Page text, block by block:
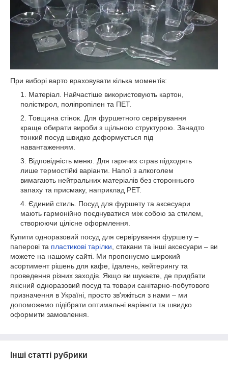
При виборі варто враховувати кілька моментів:
Матеріал. Найчастіше використовують картон,
полістирол, поліпропілен та ПЕТ.
Товщина стінок. Для фуршетного сервірування
краще обирати вироби з щільною структурою. Занадто
тонкий посуд швидко деформується під
навантаженням.
Відповідність меню. Для гарячих страв підходять
лише термостійкі варіанти. Напої з алкоголем
вимагають нейтральних матеріалів без стороннього
запаху та присмаку, наприклад PET.
Єдиний стиль. Посуд для фуршету та аксесуари
мають гармонійно поєднуватися між собою за стилем,
створюючи цілісне оформлення.
Купити одноразовий посуд для сервірування фуршету –
паперові та пластикові тарілки , стакани та інші аксесуари – ви
можете на нашому сайті. Ми пропонуємо широкий
асортимент рішень для кафе, їдалень, кейтерингу та
проведення різних заходів. Якщо ви шукаєте, де придбати
якісний одноразовий посуд та товари санітарно-побутового
призначення в Україні, просто зв'яжіться з нами – ми
допоможемо підібрати оптимальні варіанти та швидко
оформити замовлення.
Інші статті рубрики